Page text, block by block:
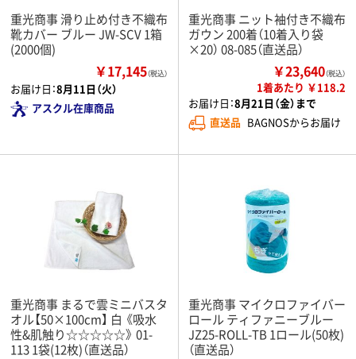
重光商事 滑り止め付き不織布
靴カバー ブルー JW-SCV 1箱
(2000個)
￥17,145（税込）
お届け日：8月11日（火）
アスクル在庫商品
重光商事 ニット袖付き不織布
ガウン 200着（10着入り袋
×20） 08-085（直送品）
￥23,640（税込）
1着あたり ￥118.2
お届け日：8月21日（金）まで
直送品 BAGNOSからお届け
重光商事 まるで雲ミニバスタ
オル【50×100cm】 白 《吸水
性&肌触り☆☆☆☆☆》 01-
113 1袋(12枚)（直送品）
重光商事 マイクロファイバー
ロール ティファニーブルー
JZ25-ROLL-TB 1ロール(50枚)
（直送品）